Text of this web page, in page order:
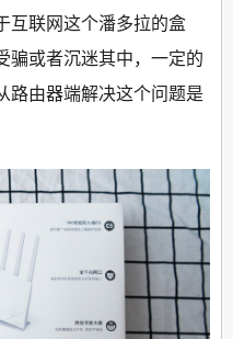
互联网这个潘多拉的盒
骗或者沉迷其中，一定的
路由器端解决这个问题是